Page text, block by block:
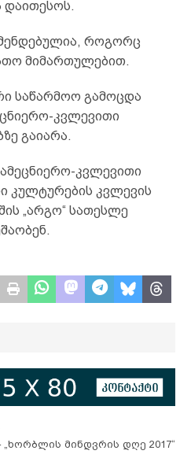
დაითესოს.
როგორც
მიმართულებით.
საწარმოო გამოცდა
კვლევითი
გაიარა.
კვლევითი
კულტურების კვლევის
„არგო“ სათესლე
მინდვრის დღე 2017“